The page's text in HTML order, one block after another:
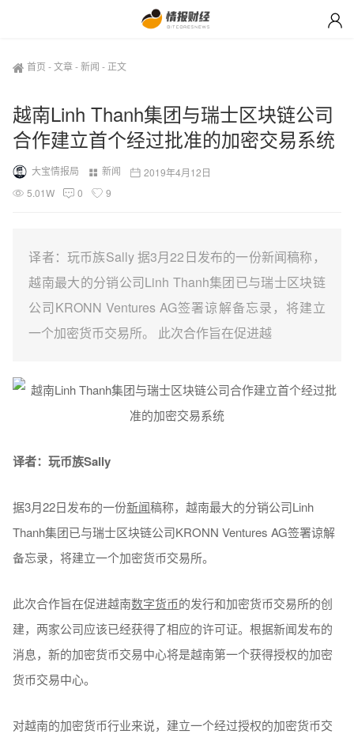
首页 -文章-新闻 - 正文
越南Linh Thanh集团与瑞士区块链公司
合作建立首个经过批准的加密交易系统
大宝情报局 新闻
2019年4月12日
5.01W
0 9
译者：玩币族Sally 据3月22日发布的一份新闻稿称，
越南最大的分销公司Linh Thanh集团已与瑞士区块链
公司KRONN Ventures AG签署谅解备忘录，将建立
一个加密货币交易所。 此次合作旨在促进越
译者：玩币族Sally
据3月22日发布的一份新闻稿称，越南最大的分销公司Linh
Thanh集团已与瑞士区块链公司KRONN Ventures AG签署谅解
备忘录，将建立一个加密货币交易所。
此次合作旨在促进越南数字货币的发行和加密货币交易所的创
建，两家公司应该已经获得了相应的许可证。根据新闻发布的
消息，新的加密货币交易中心将是越南第一个获得授权的加密
货币交易中心。
对越南的加密货币行业来说，建立一个经过授权的加密货币交